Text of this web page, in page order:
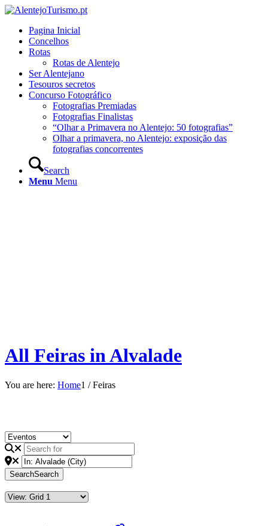
Pagina Inicial
Concelhos
Rotas
Rotas de Alentejo
Ser Alentejano
Tesouros secretos
Concurso Fotográfico
Fotografias Premiadas
Fotografias Finalistas
“Olhar a Primavera no Alentejo: 50 fotografias”
Olhar a primavera, no Alentejo: exposição das
fotografias concorrentes
Search
Menu Menu
All Feiras in Alvalade
You are here: Home1 / Feiras
SearchSearch